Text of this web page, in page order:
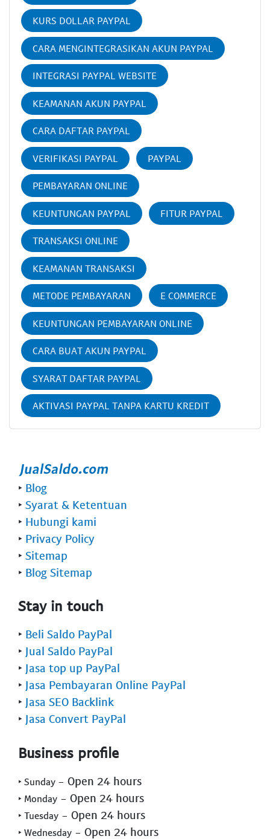
KURS DOLLAR PAYPAL
CARA MENGINTEGRASIKAN AKUN PAYPAL
INTEGRASI PAYPAL WEBSITE
KEAMANAN AKUN PAYPAL
CARA DAFTAR PAYPAL
VERIFIKASI PAYPAL PAYPAL
PEMBAYARAN ONLINE
KEUNTUNGAN PAYPAL FITUR PAYPAL
TRANSAKSI ONLINE
KEAMANAN TRANSAKSI
METODE PEMBAYARAN E COMMERCE
KEUNTUNGAN PEMBAYARAN ONLINE
CARA BUAT AKUN PAYPAL
SYARAT DAFTAR PAYPAL
AKTIVASI PAYPAL TANPA KARTU KREDIT
‣ Blog
‣ Syarat & Ketentuan
‣ Hubungi kami
‣ Privacy Policy
‣ Sitemap
‣ Blog Sitemap
Stay in touch
‣ Beli Saldo PayPal
‣ Jual Saldo PayPal
‣ Jasa top up PayPal
‣ Jasa Pembayaran Online PayPal
‣ Jasa SEO Backlink
‣ Jasa Convert PayPal
Business profile
‣ Sunday - Open 24 hours
‣ Monday - Open 24 hours
‣ Tuesday - Open 24 hours
‣ Wednesday - Open 24 hours